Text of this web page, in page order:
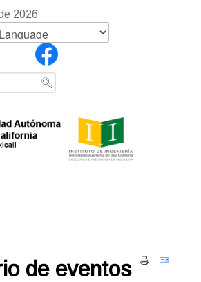
2026
de eventos